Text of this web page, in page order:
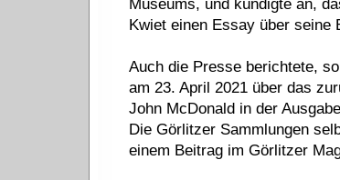
Museums, und kündigte an,
Kwiet einen Essay über seine
Auch die Presse berichtete,
am 23. April 2021 über das
John McDonald in der
Die Görlitzer Sammlungen
einem Beitrag im Görlitzer